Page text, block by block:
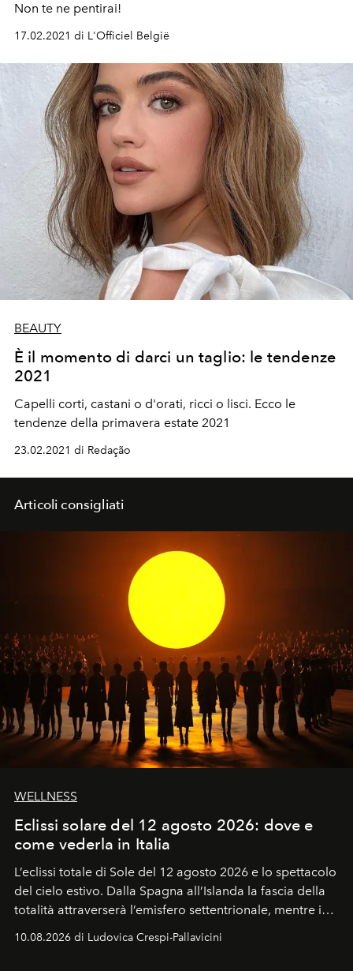
Non te ne pentirai!
17.02.2021 di L'Officiel België
BEAUTY
È il momento di darci un taglio: le tendenze
2021
Capelli corti, castani o d'orati, ricci o lisci. Ecco le
tendenze della primavera estate 2021
23.02.2021 di Redação
Articoli consigliati
WELLNESS
Eclissi solare del 12 agosto 2026: dove e
come vederla in Italia
L’eclissi totale di Sole del 12 agosto 2026 e lo spettacolo
del cielo estivo. Dalla Spagna all’Islanda la fascia della
totalità attraverserà l’emisfero settentrionale, mentre in
Italia il fenomeno sarà parziale ma particolarmente
spettacolare al Nord. Orari, città favorite e regole per
10.08.2026 di Ludovica Crespi-Pallavicini